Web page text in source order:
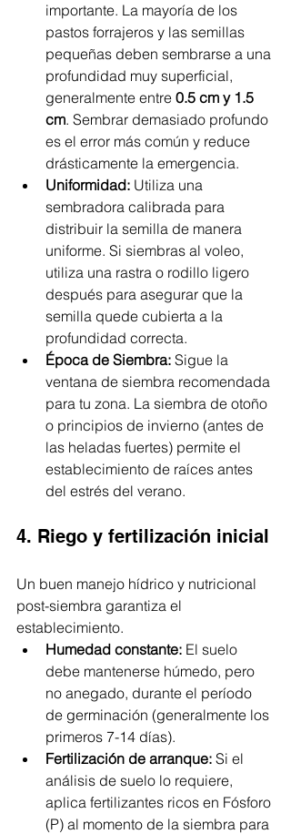
importante. La mayoría de los
pastos forrajeros y las semillas
pequeñas deben sembrarse a una
profundidad muy superficial,
generalmente entre 0.5 cm y 1.5
cm. Sembrar demasiado profundo
es el error más común y reduce
drásticamente la emergencia.
Uniformidad: Utiliza una
sembradora calibrada para
distribuir la semilla de manera
uniforme. Si siembras al voleo,
utiliza una rastra o rodillo ligero
después para asegurar que la
semilla quede cubierta a la
profundidad correcta.
Época de Siembra: Sigue la
ventana de siembra recomendada
para tu zona. La siembra de otoño
o principios de invierno (antes de
las heladas fuertes) permite el
establecimiento de raíces antes
del estrés del verano.
4. Riego y fertilización inicial
Un buen manejo hídrico y nutricional
post-siembra garantiza el
establecimiento.
Humedad constante: El suelo
debe mantenerse húmedo, pero
no anegado, durante el período
de germinación (generalmente los
primeros 7-14 días).
Fertilización de arranque: Si el
análisis de suelo lo requiere,
aplica fertilizantes ricos en Fósforo
(P) al momento de la siembra para